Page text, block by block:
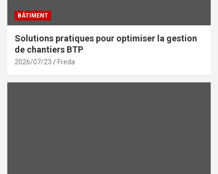
BÂTIMENT
Solutions pratiques pour optimiser la gestion
de chantiers BTP
2026/07/23 Freda